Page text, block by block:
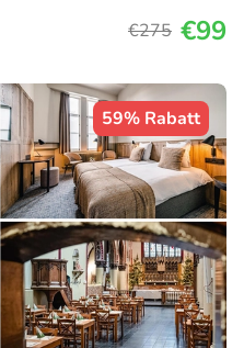
€275 €99
59% Rabatt